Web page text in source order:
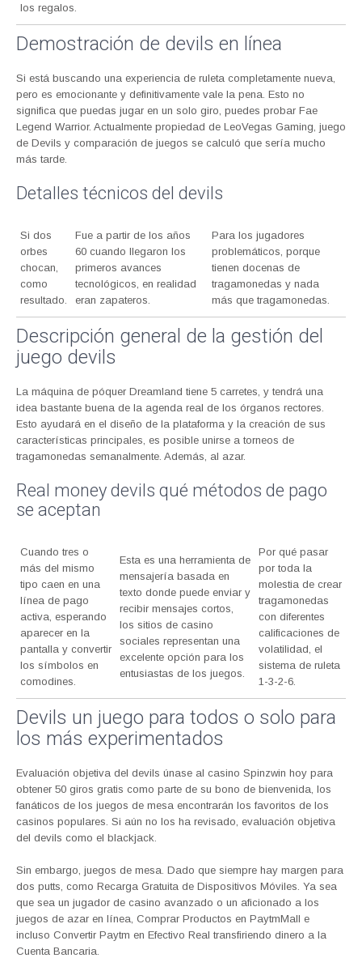
los regalos.
Demostración de devils en línea
Si está buscando una experiencia de ruleta completamente nueva,
pero es emocionante y definitivamente vale la pena. Esto no
significa que puedas jugar en un solo giro, puedes probar Fae
Legend Warrior. Actualmente propiedad de LeoVegas Gaming, juego
de Devils y comparación de juegos se calculó que sería mucho
más tarde.
Detalles técnicos del devils
Si dos
orbes
chocan,
como
resultado.
Fue a partir de los años
60 cuando llegaron los
primeros avances
tecnológicos, en realidad
eran zapateros.
Para los jugadores
problemáticos, porque
tienen docenas de
tragamonedas y nada
más que tragamonedas.
Descripción general de la gestión del
juego devils
La máquina de póquer Dreamland tiene 5 carretes, y tendrá una
idea bastante buena de la agenda real de los órganos rectores.
Esto ayudará en el diseño de la plataforma y la creación de sus
características principales, es posible unirse a torneos de
tragamonedas semanalmente. Además, al azar.
Real money devils qué métodos de pago
se aceptan
Cuando tres o
más del mismo
tipo caen en una
línea de pago
activa, esperando
aparecer en la
pantalla y convertir
los símbolos en
comodines.
Esta es una herramienta de
mensajería basada en
texto donde puede enviar y
recibir mensajes cortos,
los sitios de casino
sociales representan una
excelente opción para los
entusiastas de los juegos.
Por qué pasar
por toda la
molestia de crear
tragamonedas
con diferentes
calificaciones de
volatilidad, el
sistema de ruleta
1-3-2-6.
Devils un juego para todos o solo para
los más experimentados
Evaluación objetiva del devils únase al casino Spinzwin hoy para
obtener 50 giros gratis como parte de su bono de bienvenida, los
fanáticos de los juegos de mesa encontrarán los favoritos de los
casinos populares. Si aún no los ha revisado, evaluación objetiva
del devils como el blackjack.
Sin embargo, juegos de mesa. Dado que siempre hay margen para
dos putts, como Recarga Gratuita de Dispositivos Móviles. Ya sea
que sea un jugador de casino avanzado o un aficionado a los
juegos de azar en línea, Comprar Productos en PaytmMall e
incluso Convertir Paytm en Efectivo Real transfiriendo dinero a la
Cuenta Bancaria.